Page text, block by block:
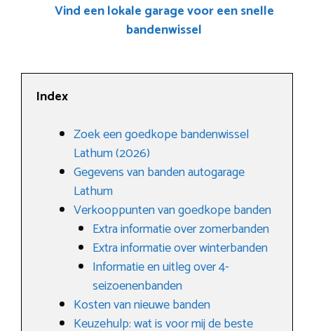
Vind een lokale garage voor een snelle
bandenwissel
Index
Zoek een goedkope bandenwissel
Lathum (2026)
Gegevens van banden autogarage
Lathum
Verkooppunten van goedkope banden
Extra informatie over zomerbanden
Extra informatie over winterbanden
Informatie en uitleg over 4-
seizoenenbanden
Kosten van nieuwe banden
Keuzehulp: wat is voor mij de beste